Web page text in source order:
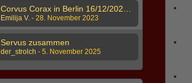
Emilija V. -28. November 2023
Servus zusammen
der_strolch -5. November 2025